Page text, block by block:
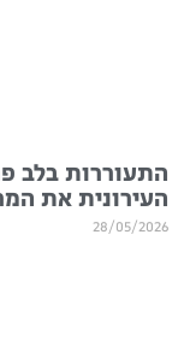
התעוררות בלב
העירונית את
28/05/2026